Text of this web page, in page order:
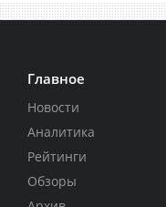
Главное
Новости
Аналитика
Рейтинги
Обзоры